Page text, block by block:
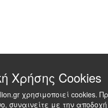
Χρήσης Cookies
χρησιμοποιεί cookies.
συναινείτε με την αποδοχή